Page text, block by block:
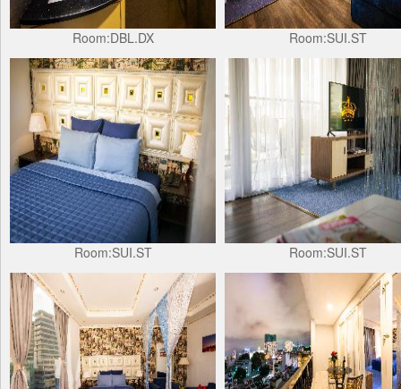
Room:DBL.DX Room:SUI.ST
Room:SUI.ST Room:SUI.ST